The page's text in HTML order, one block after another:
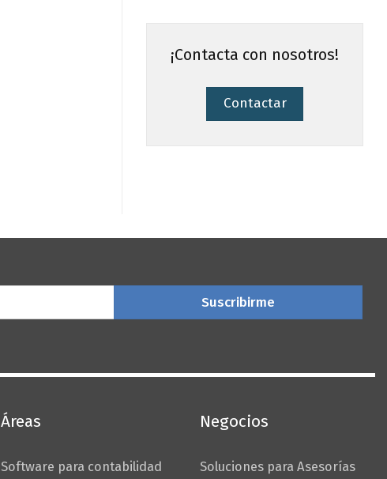
¡Contacta con nosotros!
Contactar
Áreas
Software para contabilidad
Negocios
Soluciones para Asesorías